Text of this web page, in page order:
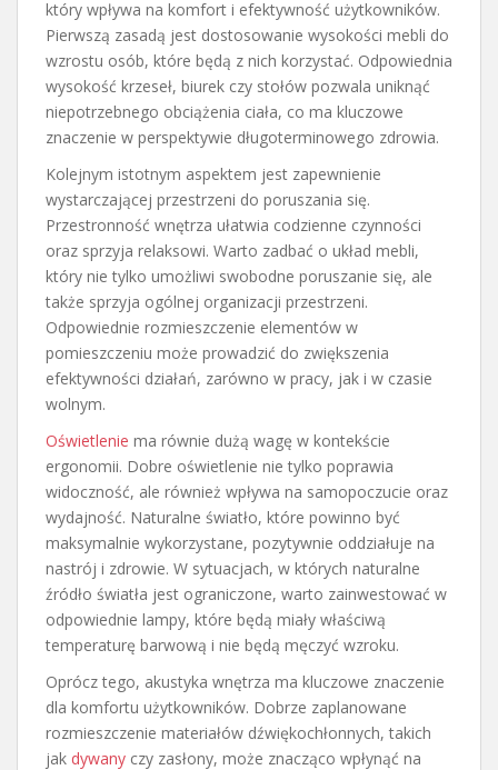
który wpływa na komfort i efektywność użytkowników.
Pierwszą zasadą jest dostosowanie wysokości mebli do
wzrostu osób, które będą z nich korzystać. Odpowiednia
wysokość krzeseł, biurek czy stołów pozwala uniknąć
niepotrzebnego obciążenia ciała, co ma kluczowe
znaczenie w perspektywie długoterminowego zdrowia.
Kolejnym istotnym aspektem jest zapewnienie
wystarczającej przestrzeni do poruszania się.
Przestronność wnętrza ułatwia codzienne czynności
oraz sprzyja relaksowi. Warto zadbać o układ mebli,
który nie tylko umożliwi swobodne poruszanie się, ale
także sprzyja ogólnej organizacji przestrzeni.
Odpowiednie rozmieszczenie elementów w
pomieszczeniu może prowadzić do zwiększenia
efektywności działań, zarówno w pracy, jak i w czasie
wolnym.
Oświetlenie ma równie dużą wagę w kontekście
ergonomii. Dobre oświetlenie nie tylko poprawia
widoczność, ale również wpływa na samopoczucie oraz
wydajność. Naturalne światło, które powinno być
maksymalnie wykorzystane, pozytywnie oddziałuje na
nastrój i zdrowie. W sytuacjach, w których naturalne
źródło światła jest ograniczone, warto zainwestować w
odpowiednie lampy, które będą miały właściwą
temperaturę barwową i nie będą męczyć wzroku.
Oprócz tego, akustyka wnętrza ma kluczowe znaczenie
dla komfortu użytkowników. Dobrze zaplanowane
rozmieszczenie materiałów dźwiękochłonnych, takich
jak dywany czy zasłony, może znacząco wpłynąć na